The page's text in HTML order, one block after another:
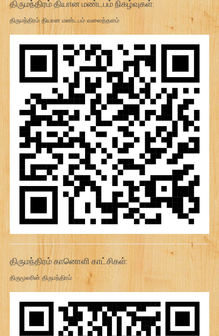
திருமந்திரம் தியான மண்டபம் நிகழ்வுகள்:
திருமந்திரம் தியான மண்டபம் வலைத்தளம்
திருமந்திரம் கானொளி காட்சிகள்:
திருமூலரின் திருமந்திரம்